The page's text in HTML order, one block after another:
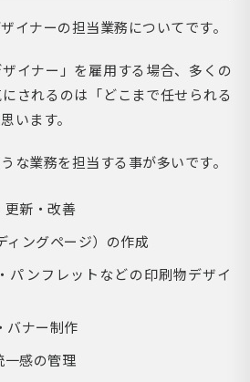
イナーの担当業務についてです。
イナー」を雇用する場合、多くの
されるのは「どこまで任せられる
います。
な業務を担当する事が多いです。
更新・改善
ィングページ）の作成
パンフレットなどの印刷物デザイ
バナー制作
一感の管理